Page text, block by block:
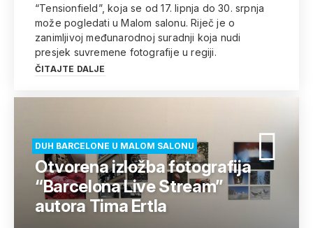
“Tensionfield”, koja se od 17. lipnja do 30. srpnja
može pogledati u Malom salonu. Riječ je o
zanimljivoj međunarodnoj suradnji koja nudi
presjek suvremene fotografije u regiji.
ČITAJTE DALJE
DUH BARCELONE U MALOM SALONU
Otvorena izložba fotografija
“Barcelona Live Stream”
autora Tima Ertla